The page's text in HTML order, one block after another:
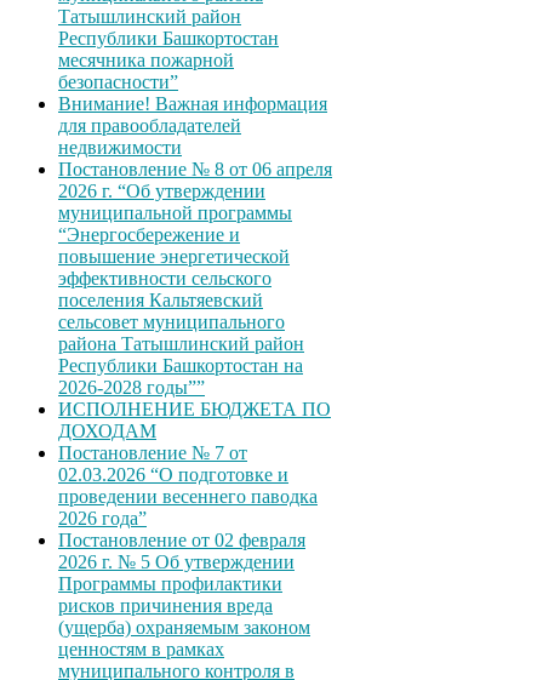
Татышлинский район
Республики Башкортостан
месячника пожарной
безопасности”
Внимание! Важная информация
для правообладателей
недвижимости
Постановление № 8 от 06 апреля
2026 г. “Об утверждении
муниципальной программы
“Энергосбережение и
повышение энергетической
эффективности сельского
поселения Кальтяевский
сельсовет муниципального
района Татышлинский район
Республики Башкортостан на
2026-2028 годы””
ИСПОЛНЕНИЕ БЮДЖЕТА ПО
ДОХОДАМ
Постановление № 7 от
02.03.2026 “О подготовке и
проведении весеннего паводка
2026 года”
Постановление от 02 февраля
2026 г. № 5 Об утверждении
Программы профилактики
рисков причинения вреда
(ущерба) охраняемым законом
ценностям в рамках
муниципального контроля в